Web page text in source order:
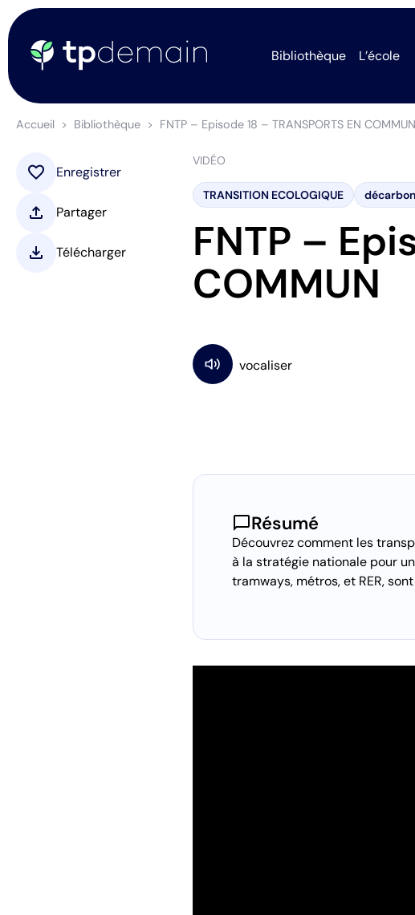
Bibliothèque L’école
Accueil Bibliothèque FNTP – Episode 18 – TRANSPORTS EN COMMUN
VIDÉO
TRANSITION ECOLOGIQUE
FNTP –
COMMUN
chat_bubbleRésumé
Découvrez comment les
à la stratégie nationale pour
tramways, métros, et RER,
favorite Enregistrer
upload Partager
download Télécharger